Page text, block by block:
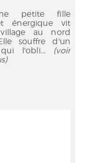
petite fille
énergique vit
au nord
souffre d'un
l'obli... (voir